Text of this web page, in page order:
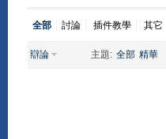
全部 討論 插件教學 其它
辯論 主題: 全部 精華